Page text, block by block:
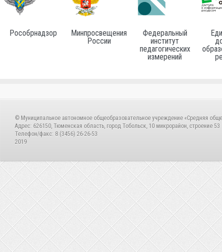
Рособрнадзор
Минпросвещения
России
Федеральный
институт
педагогических
измерений
© Муниципальное автономное общеобразовательное учреждение «Средняя
Адрес: 626150, Тюменская область, город Тобольск, 10 микрорайон, строение 53
Телефон/факс: 8 (3456) 26-26-53
2019